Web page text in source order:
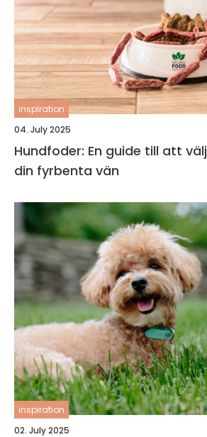
inspiration
04. July 2025
Hundfoder: En guide till att
din fyrbenta vän
inspiration
02. July 2025